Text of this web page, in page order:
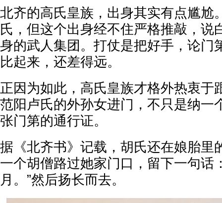
北齐的高氏皇族，出身其实有点尴尬
氏，但这个出身经不住严格推敲，说
身的武人集团。打仗是把好手，论门
比起来，还差得远。
正因为如此，高氏皇族才格外热衷于
范阳卢氏的外孙女进门，不只是纳一
张门第的通行证。
据《北齐书》记载，胡氏还在娘胎里
一个胡僧路过她家门口，留下一句话
月。”然后扬长而去。